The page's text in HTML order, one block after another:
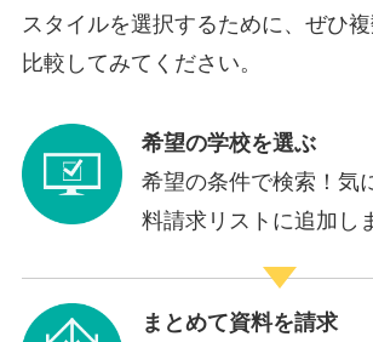
スタイルを選択するために、ぜひ
比較してみてください。
希望の学校を選ぶ
希望の条件で検索！気
料請求リストに追加し
まとめて資料を請求